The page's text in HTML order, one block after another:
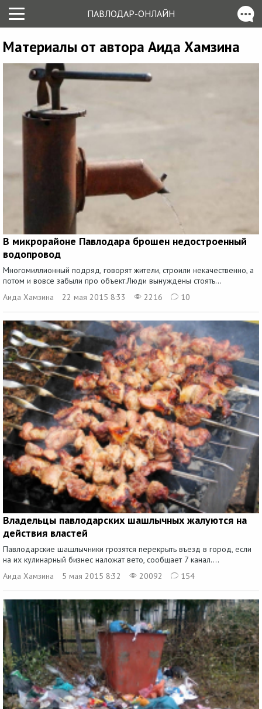
ПАВЛОДАР-ОНЛАЙН
Материалы от автора Аида Хамзина
В микрорайоне Павлодара брошен недостроенный
водопровод
Многомиллионный подряд, говорят жители, строили некачественно, а
потом и вовсе забыли про объект.Люди вынуждены стоять...
Аида Хамзина
22 мая 2015 8:33 2216 10
Владельцы павлодарских шашлычных жалуются на
действия властей
Павлодарские шашлычники грозятся перекрыть въезд в город, если
на их кулинарный бизнес наложат вето, сообщает 7 канал....
Аида Хамзина
5 мая 2015 8:32 20092 154